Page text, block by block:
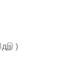
)